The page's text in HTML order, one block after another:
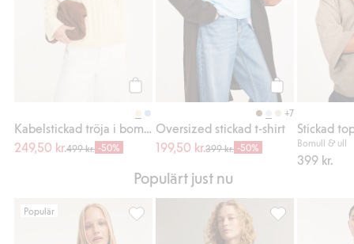
249,50 kr.499 kr. -50%
Köp
+7
Oversized stickad t-shirt
199,50 kr.399 kr. -50%
Stickad
Bomull & ull
399 kr.
Populärt just nu
Populär
Regular t-shirt i bomull, Lägg till i favoriter
Jacka i